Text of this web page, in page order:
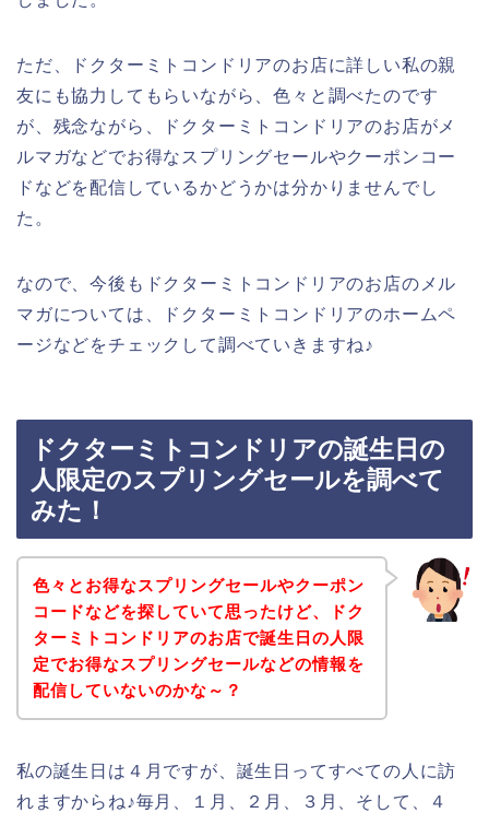
ただ、ドクターミトコンドリアのお店に詳しい私の親
友にも協力してもらいながら、色々と調べたのです
が、残念ながら、ドクターミトコンドリアのお店がメ
ルマガなどでお得なスプリングセールやクーポンコー
ドなどを配信しているかどうかは分かりませんでし
た。
なので、今後もドクターミトコンドリアのお店のメル
マガについては、ドクターミトコンドリアのホームペ
ージなどをチェックして調べていきますね♪
ドクターミトコンドリアの誕生日の
人限定のスプリングセールを調べて
みた！
色々とお得なスプリングセールやクーポン
コードなどを探していて思ったけど、ドク
ターミトコンドリアのお店で誕生日の人限
定でお得なスプリングセールなどの情報を
配信していないのかな～？
私の誕生日は４月ですが、誕生日ってすべての人に訪
れますからね♪毎月、１月、２月、３月、そして、４